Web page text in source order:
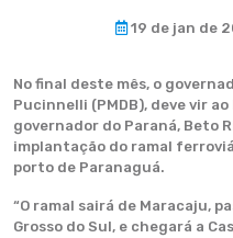
19 de jan de
No final deste mês, o
Pucinnelli (PMDB), deve vir
governador do Paraná, Beto
implantação do ramal
porto de Paranaguá.
“O ramal sairá de Maracaju,
Grosso do Sul, e chegará a